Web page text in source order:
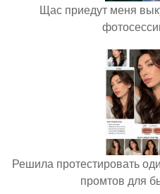
Щас приедут меня
Решила протестировать
промтов для